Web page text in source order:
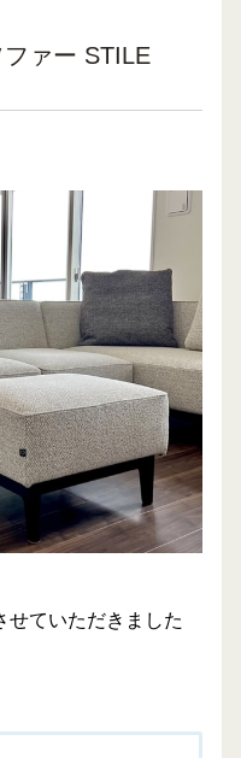
ファー STILE
せていただきました